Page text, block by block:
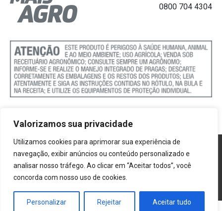
Valorizamos sua privacidade
Utilizamos cookies para aprimorar sua experiência de
navegação, exibir anúncios ou conteúdo personalizado e
analisar nosso tráfego. Ao clicar em “Aceitar todos”, você
concorda com nosso uso de cookies.
Personalizar Rejeitar Aceitar tudo
0800 704 4304
Política de Cookies
Termos e Condições